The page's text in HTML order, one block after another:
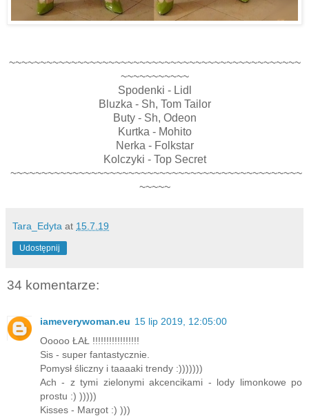
~~~~~~~~~~~~~~~~~~~~~~~~~~~~~~~~~~~~~~~~~~~~~~~
~~~~~~~~~~~
Spodenki - Lidl
Bluzka - Sh, Tom Tailor
Buty - Sh, Odeon
Kurtka - Mohito
Nerka - Folkstar
Kolczyki - Top Secret
~~~~~~~~~~~~~~~~~~~~~~~~~~~~~~~~~~~~~~~~~~~~~~~
~~~~~
Tara_Edyta at 15.7.19
Udostępnij
34 komentarze:
iameverywoman.eu 15 lip 2019, 12:05:00
Ooooo ŁAŁ !!!!!!!!!!!!!!!!!
Sis - super fantastycznie.
Pomysł śliczny i taaaaki trendy :)))))))
Ach - z tymi zielonymi akcencikami - lody limonkowe po
prostu :) )))))
Kisses - Margot :) )))